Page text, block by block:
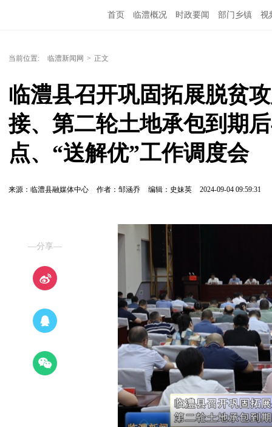
首页 临澧概况 时政要闻 部门乡镇 视
当前位置: 临澧新闻网 > 正文
临澧县召开巩固拓展脱贫
接、第二轮土地承包到期
点、“送解优”工作调度会
来源：临澧县融媒体中心 作者：邹涵乔 编辑：史妹英 2024-09-04 09:59:31
—分享—